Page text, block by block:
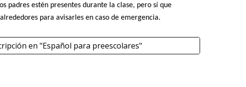
padres estén presentes durante la clase, pero sí que
para avisarles en caso de emergencia.
en "Español para preescolares"